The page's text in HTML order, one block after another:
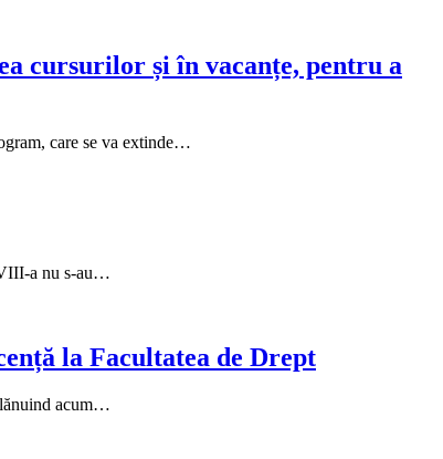
cursurilor și în vacanțe, pentru a
care se va extinde…
VIII-a nu s-au…
la Facultatea de Drept
acum…